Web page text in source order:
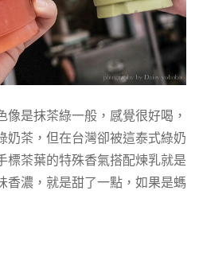
是抹茶綠一般，感覺很好喝，
奶茶，但在台灣卻被這泰式綠奶
標茶葉的特殊香氣搭配煉乳就是
香濃，就是甜了一點，如果是螞